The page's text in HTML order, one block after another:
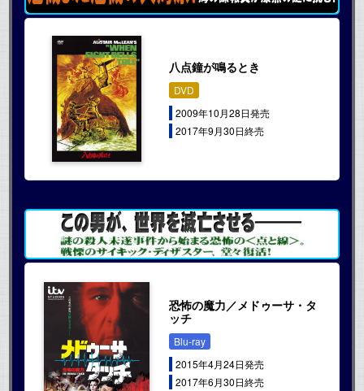
八点鐘が鳴るとき
DVD
2009年10月28日発売
2017年9月30日終売
恐怖の魔力／メドゥーサ・タ
ッチ
Blu-ray
2015年4月24日発売
2017年6月30日終売